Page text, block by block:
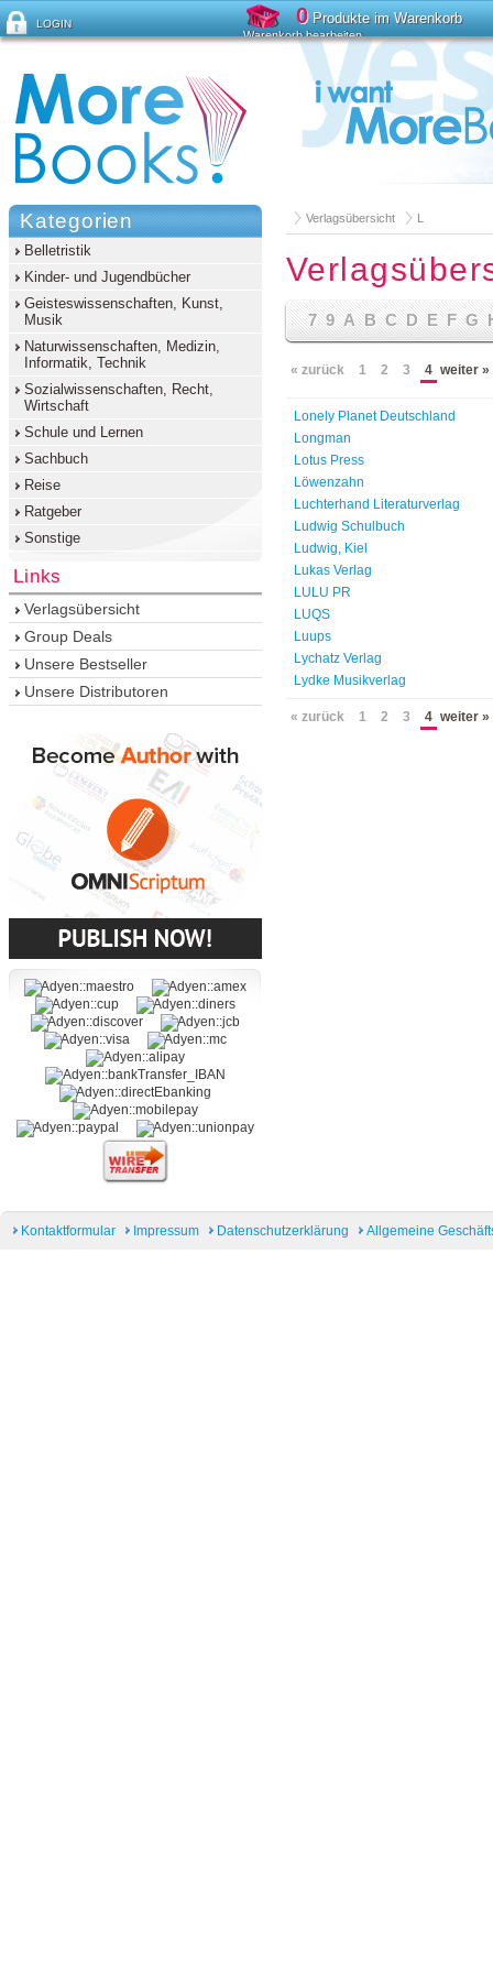
Verlagsübersicht L
7 9 A B C D E F G
« zurück 1 2 3 4 weiter »
Lonely Planet Deutschland
Longman
Lotus Press
Löwenzahn
Luchterhand Literaturverlag
Ludwig Schulbuch
Ludwig, Kiel
Lukas Verlag
LULU PR
LUQS
Luups
Lychatz Verlag
Lydke Musikverlag
« zurück 1 2 3 4 weiter »
Kategorien
Belletristik
Kinder- und Jugendbücher
Geisteswissenschaften, Kunst,
Musik
Naturwissenschaften, Medizin,
Informatik, Technik
Sozialwissenschaften, Recht,
Wirtschaft
Schule und Lernen
Sachbuch
Reise
Ratgeber
Sonstige
Links
Verlagsübersicht
Group Deals
Unsere Bestseller
Unsere Distributoren
Kontaktformular Impressum Datenschutzerklärung Allgemeine
LOGIN
Passwort vergessen?
0Produkte im Warenkorb
Warenkorb bearbeiten